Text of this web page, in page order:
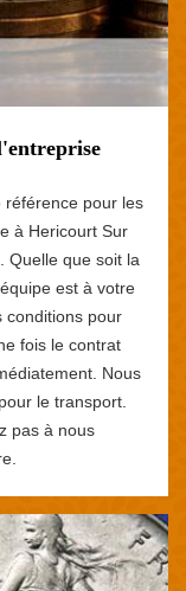
référence pour les
à Hericourt Sur
Quelle que soit la
est à votre
conditions pour
fois le contrat
Nous
le transport.
pas à nous